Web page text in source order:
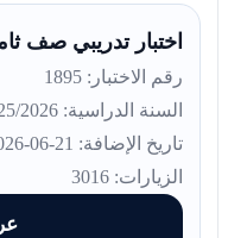
اختبار تدريبي صف
رقم الاختبار: 1895
السنة الدراسية: 2025/2026
تاريخ الإضافة: 21-06-2026
الزيارات: 3016